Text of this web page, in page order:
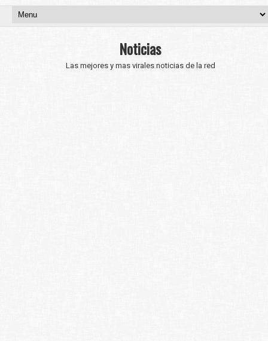
Noticias
Las mejores y mas virales noticias de la red